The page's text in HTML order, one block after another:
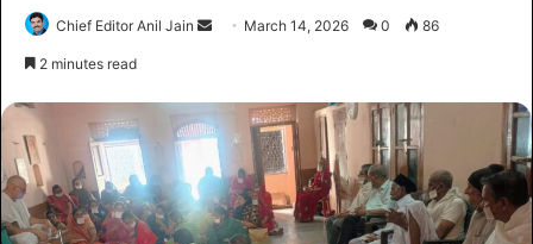
Chief Editor Anil Jain March 14, 2026 0 86
2 minutes read